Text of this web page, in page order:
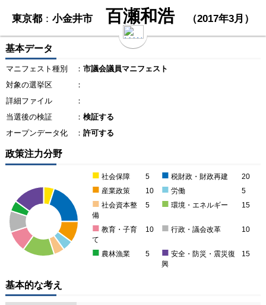
東京都： 小金井市 百瀬和浩 （2017年3月）
基本データ
マニフェスト種別 ： 市議会議員マニフェスト
対象の選挙区
：
詳細ファイル
：
当選後の検証
： 検証する
オープンデータ化
： 許可する
政策注力分野
■ 社会保障 5 ■ 税財政・財政再建 20
■ 産業政策 10 ■ 労働 5
■ 社会資本整
備
5 ■ 環境・エネルギー 15
■ 教育・子育
て
10 ■ 行政・議会改革 10
■ 農林漁業 5 ■ 安全・防災・震災復
興
15
基本的な考え